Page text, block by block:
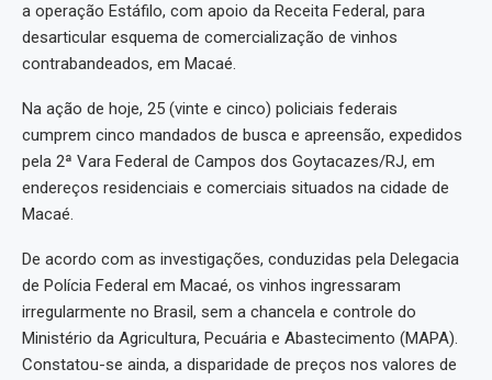
a operação Estáfilo, com apoio da Receita Federal, para
desarticular esquema de comercialização de vinhos
contrabandeados, em Macaé.
Na ação de hoje, 25 (vinte e cinco) policiais federais
cumprem cinco mandados de busca e apreensão, expedidos
pela 2ª Vara Federal de Campos dos Goytacazes/RJ, em
endereços residenciais e comerciais situados na cidade de
Macaé.
De acordo com as investigações, conduzidas pela Delegacia
de Polícia Federal em Macaé, os vinhos ingressaram
irregularmente no Brasil, sem a chancela e controle do
Ministério da Agricultura, Pecuária e Abastecimento (MAPA).
Constatou-se ainda, a disparidade de preços nos valores de